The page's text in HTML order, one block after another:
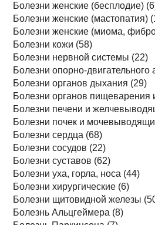
Болезни женские (бесплодие)
Болезни женские (мастопатия)
Болезни женские (миома,
Болезни кожи (58)
Болезни нервной системы (22)
Болезни опорно-двигательного
Болезни органов дыхания (29)
Болезни органов
Болезни печени и
Болезни почек и
Болезни сердца (68)
Болезни сосудов (22)
Болезни суставов (62)
Болезни уха, горла, носа (44)
Болезни хирургические (6)
Болезни щитовидной железы
Болезнь Альцгеймера (8)